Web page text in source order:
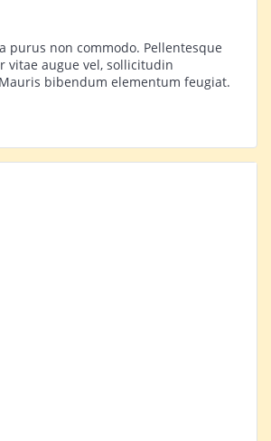
purus non commodo. Pellentesque
vitae augue vel, sollicitudin
bibendum elementum feugiat.